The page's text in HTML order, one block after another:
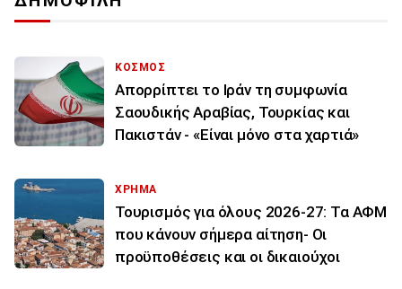
ΚΟΣΜΟΣ
Απορρίπτει το Ιράν τη συμφωνία
Σαουδικής Αραβίας, Τουρκίας και
Πακιστάν - «Είναι μόνο στα χαρτιά»
ΧΡΗΜΑ
Τουρισμός για όλους 2026-27: Τα ΑΦΜ
που κάνουν σήμερα αίτηση- Οι
προϋποθέσεις και οι δικαιούχοι